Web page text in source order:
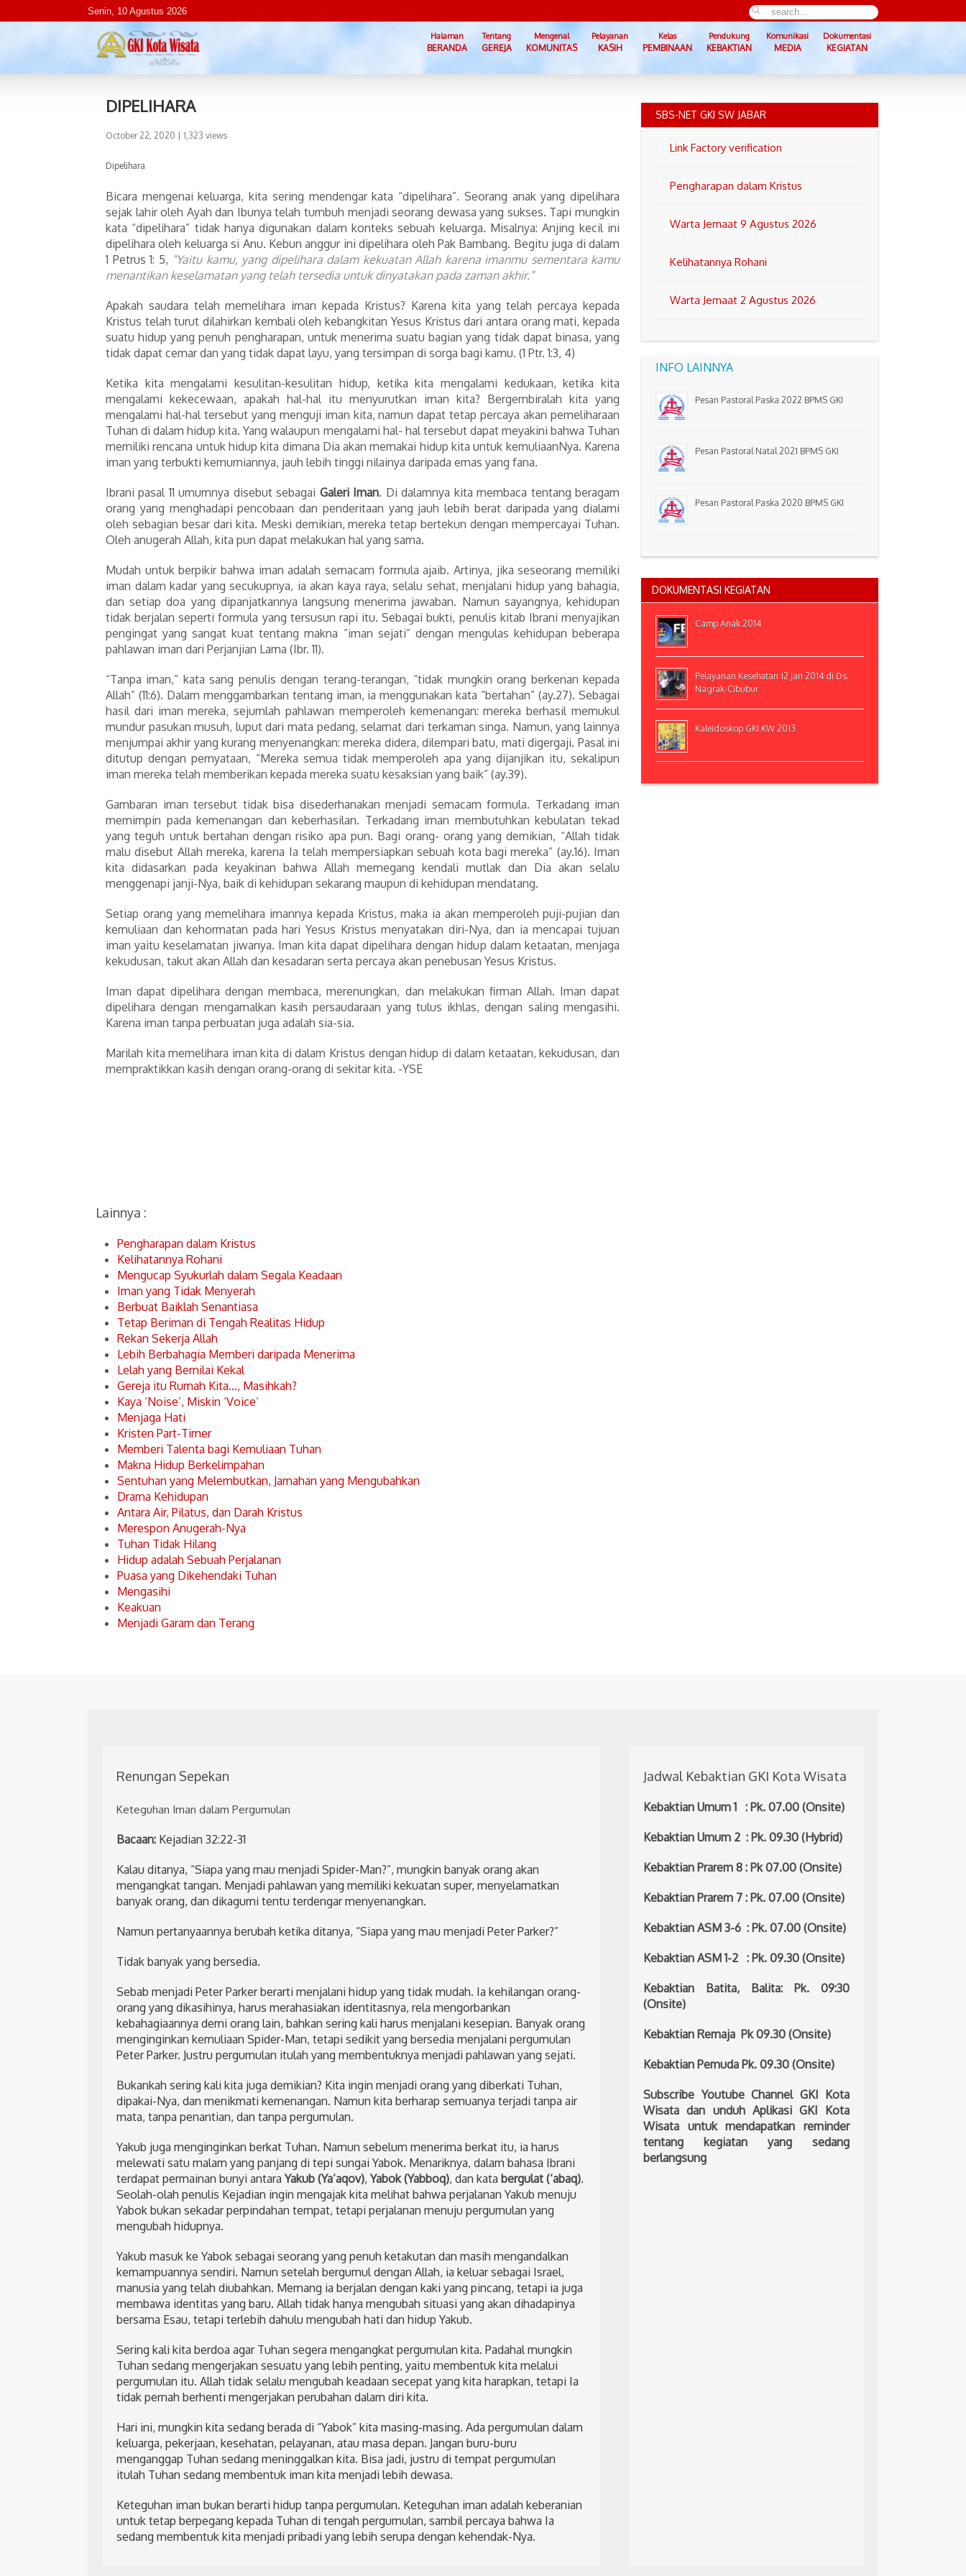
Senin, 10 Agustus 2026
Halaman
BERANDA
Tentang
GEREJA
Mengenal
KOMUNITAS
Pelayanan
KASIH
Kelas
PEMBINAAN
Pendukung
KEBAKTIAN
Komunikasi
MEDIA
Dokumentasi
KEGIATAN
DIPELIHARA
October 22, 2020 | 1,323 views
Dipelihara
Bicara mengenai keluarga, kita sering mendengar kata “dipelihara”. Seorang anak yang dipelihara
sejak lahir oleh Ayah dan Ibunya telah tumbuh menjadi seorang dewasa yang sukses. Tapi mungkin
kata “dipelihara” tidak hanya digunakan dalam konteks sebuah keluarga. Misalnya: Anjing kecil ini
dipelihara oleh keluarga si Anu. Kebun anggur ini dipelihara oleh Pak Bambang. Begitu juga di dalam
1 Petrus 1: 5, “Yaitu kamu, yang dipelihara dalam kekuatan Allah karena imanmu sementara kamu
menantikan keselamatan yang telah tersedia untuk dinyatakan pada zaman akhir.”
Apakah saudara telah memelihara iman kepada Kristus? Karena kita yang telah percaya kepada
Kristus telah turut dilahirkan kembali oleh kebangkitan Yesus Kristus dari antara orang mati, kepada
suatu hidup yang penuh pengharapan, untuk menerima suatu bagian yang tidak dapat binasa, yang
tidak dapat cemar dan yang tidak dapat layu, yang tersimpan di sorga bagi kamu. (1 Ptr. 1:3, 4)
Ketika kita mengalami kesulitan-kesulitan hidup, ketika kita mengalami kedukaan, ketika kita
mengalami kekecewaan, apakah hal-hal itu menyurutkan iman kita? Bergembiralah kita yang
mengalami hal-hal tersebut yang menguji iman kita, namun dapat tetap percaya akan pemeliharaan
Tuhan di dalam hidup kita. Yang walaupun mengalami hal- hal tersebut dapat meyakini bahwa Tuhan
memiliki rencana untuk hidup kita dimana Dia akan memakai hidup kita untuk kemuliaanNya. Karena
iman yang terbukti kemurniannya, jauh lebih tinggi nilainya daripada emas yang fana.
Ibrani pasal 11 umumnya disebut sebagai Galeri Iman. Di dalamnya kita membaca tentang beragam
orang yang menghadapi pencobaan dan penderitaan yang jauh lebih berat daripada yang dialami
oleh sebagian besar dari kita. Meski demikian, mereka tetap bertekun dengan mempercayai Tuhan.
Oleh anugerah Allah, kita pun dapat melakukan hal yang sama.
Mudah untuk berpikir bahwa iman adalah semacam formula ajaib. Artinya, jika seseorang memiliki
iman dalam kadar yang secukupnya, ia akan kaya raya, selalu sehat, menjalani hidup yang bahagia,
dan setiap doa yang dipanjatkannya langsung menerima jawaban. Namun sayangnya, kehidupan
tidak berjalan seperti formula yang tersusun rapi itu. Sebagai bukti, penulis kitab Ibrani menyajikan
pengingat yang sangat kuat tentang makna “iman sejati” dengan mengulas kehidupan beberapa
pahlawan iman dari Perjanjian Lama (Ibr. 11).
“Tanpa iman,” kata sang penulis dengan terang-terangan, “tidak mungkin orang berkenan kepada
Allah” (11:6). Dalam menggambarkan tentang iman, ia menggunakan kata “bertahan” (ay.27). Sebagai
hasil dari iman mereka, sejumlah pahlawan memperoleh kemenangan: mereka berhasil memukul
mundur pasukan musuh, luput dari mata pedang, selamat dari terkaman singa. Namun, yang lainnya
menjumpai akhir yang kurang menyenangkan: mereka didera, dilempari batu, mati digergaji. Pasal ini
ditutup dengan pernyataan, “Mereka semua tidak memperoleh apa yang dijanjikan itu, sekalipun
iman mereka telah memberikan kepada mereka suatu kesaksian yang baik” (ay.39).
Gambaran iman tersebut tidak bisa disederhanakan menjadi semacam formula. Terkadang iman
memimpin pada kemenangan dan keberhasilan. Terkadang iman membutuhkan kebulatan tekad
yang teguh untuk bertahan dengan risiko apa pun. Bagi orang- orang yang demikian, “Allah tidak
malu disebut Allah mereka, karena Ia telah mempersiapkan sebuah kota bagi mereka” (ay.16). Iman
kita didasarkan pada keyakinan bahwa Allah memegang kendali mutlak dan Dia akan selalu
menggenapi janji-Nya, baik di kehidupan sekarang maupun di kehidupan mendatang.
Setiap orang yang memelihara imannya kepada Kristus, maka ia akan memperoleh puji-pujian dan
kemuliaan dan kehormatan pada hari Yesus Kristus menyatakan diri-Nya, dan ia mencapai tujuan
iman yaitu keselamatan jiwanya. Iman kita dapat dipelihara dengan hidup dalam ketaatan, menjaga
kekudusan, takut akan Allah dan kesadaran serta percaya akan penebusan Yesus Kristus.
Iman dapat dipelihara dengan membaca, merenungkan, dan melakukan firman Allah. Iman dapat
dipelihara dengan mengamalkan kasih persaudaraan yang tulus ikhlas, dengan saling mengasihi.
Karena iman tanpa perbuatan juga adalah sia-sia.
Marilah kita memelihara iman kita di dalam Kristus dengan hidup di dalam ketaatan, kekudusan, dan
mempraktikkan kasih dengan orang-orang di sekitar kita. -YSE
Lainnya :
Pengharapan dalam Kristus
Kelihatannya Rohani
Mengucap Syukurlah dalam Segala Keadaan
Iman yang Tidak Menyerah
Berbuat Baiklah Senantiasa
Tetap Beriman di Tengah Realitas Hidup
Rekan Sekerja Allah
Lebih Berbahagia Memberi daripada Menerima
Lelah yang Bernilai Kekal
Gereja itu Rumah Kita…, Masihkah?
Kaya ‘Noise’, Miskin ‘Voice’
Menjaga Hati
Kristen Part-Timer
Memberi Talenta bagi Kemuliaan Tuhan
Makna Hidup Berkelimpahan
Sentuhan yang Melembutkan, Jamahan yang Mengubahkan
Drama Kehidupan
Antara Air, Pilatus, dan Darah Kristus
Merespon Anugerah-Nya
Tuhan Tidak Hilang
Hidup adalah Sebuah Perjalanan
Puasa yang Dikehendaki Tuhan
Mengasihi
Keakuan
Menjadi Garam dan Terang
SBS-NET GKI SW JABAR
Link Factory verification
Pengharapan dalam Kristus
Warta Jemaat 9 Agustus 2026
Kelihatannya Rohani
Warta Jemaat 2 Agustus 2026
INFO LAINNYA
Pesan Pastoral Paska 2022 BPMS GKI
Pesan Pastoral Natal 2021 BPMS GKI
Pesan Pastoral Paska 2020 BPMS GKI
DOKUMENTASI KEGIATAN
Camp Anak 2014
Pelayanan Kesehatan 12 Jan 2014 di Ds.
Nagrak-Cibubur
Kaleidoskop GKI KW 2013
Renungan Sepekan
Keteguhan Iman dalam Pergumulan
Bacaan: Kejadian 32:22-31
Kalau ditanya, “Siapa yang mau menjadi Spider-Man?”, mungkin banyak orang akan
mengangkat tangan. Menjadi pahlawan yang memiliki kekuatan super, menyelamatkan
banyak orang, dan dikagumi tentu terdengar menyenangkan.
Namun pertanyaannya berubah ketika ditanya, “Siapa yang mau menjadi Peter Parker?”
Tidak banyak yang bersedia.
Sebab menjadi Peter Parker berarti menjalani hidup yang tidak mudah. Ia kehilangan orang-
orang yang dikasihinya, harus merahasiakan identitasnya, rela mengorbankan
kebahagiaannya demi orang lain, bahkan sering kali harus menjalani kesepian. Banyak orang
menginginkan kemuliaan Spider-Man, tetapi sedikit yang bersedia menjalani pergumulan
Peter Parker. Justru pergumulan itulah yang membentuknya menjadi pahlawan yang sejati.
Bukankah sering kali kita juga demikian? Kita ingin menjadi orang yang diberkati Tuhan,
dipakai-Nya, dan menikmati kemenangan. Namun kita berharap semuanya terjadi tanpa air
mata, tanpa penantian, dan tanpa pergumulan.
Yakub juga menginginkan berkat Tuhan. Namun sebelum menerima berkat itu, ia harus
melewati satu malam yang panjang di tepi sungai Yabok. Menariknya, dalam bahasa Ibrani
terdapat permainan bunyi antaraYakub (Ya’aqov),Yabok (Yabboq), dan kata bergulat (‘abaq).
Seolah-olah penulis Kejadian ingin mengajak kita melihat bahwa perjalanan Yakub menuju
Yabok bukan sekadar perpindahan tempat, tetapi perjalanan menuju pergumulan yang
mengubah hidupnya.
Yakub masuk ke Yabok sebagai seorang yang penuh ketakutan dan masih mengandalkan
kemampuannya sendiri. Namun setelah bergumul dengan Allah, ia keluar sebagai Israel,
manusia yang telah diubahkan. Memang ia berjalan dengan kaki yang pincang, tetapi ia juga
membawa identitas yang baru. Allah tidak hanya mengubah situasi yang akan dihadapinya
bersama Esau, tetapi terlebih dahulu mengubah hati dan hidup Yakub.
Sering kali kita berdoa agar Tuhan segera mengangkat pergumulan kita. Padahal mungkin
Tuhan sedang mengerjakan sesuatu yang lebih penting, yaitu membentuk kita melalui
pergumulan itu. Allah tidak selalu mengubah keadaan secepat yang kita harapkan, tetapi Ia
tidak pernah berhenti mengerjakan perubahan dalam diri kita.
Hari ini, mungkin kita sedang berada di “Yabok” kita masing-masing. Ada pergumulan dalam
keluarga, pekerjaan, kesehatan, pelayanan, atau masa depan. Jangan buru-buru
menganggap Tuhan sedang meninggalkan kita. Bisa jadi, justru di tempat pergumulan
itulah Tuhan sedang membentuk iman kita menjadi lebih dewasa.
Keteguhan iman bukan berarti hidup tanpa pergumulan. Keteguhan iman adalah keberanian
untuk tetap berpegang kepada Tuhan di tengah pergumulan, sambil percaya bahwa Ia
sedang membentuk kita menjadi pribadi yang lebih serupa dengan kehendak-Nya.
Jadwal Kebaktian GKI Kota Wisata
Kebaktian Umum 1 : Pk. 07.00 (Onsite)
Kebaktian Umum 2 : Pk. 09.30 (Hybrid)
Kebaktian Prarem 8 : Pk 07.00 (Onsite)
Kebaktian Prarem 7 : Pk. 07.00 (Onsite)
Kebaktian ASM 3-6 : Pk. 07.00 (Onsite)
Kebaktian ASM 1-2 : Pk. 09.30 (Onsite)
Kebaktian Batita, Balita: Pk. 09:30
(Onsite)
Kebaktian Remaja Pk 09.30 (Onsite)
Kebaktian Pemuda Pk. 09.30 (Onsite)
Subscribe Youtube Channel GKI Kota
Wisata dan unduh Aplikasi GKI Kota
Wisata untuk mendapatkan reminder
tentang kegiatan yang sedang
berlangsung